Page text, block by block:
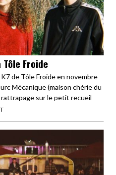
Froide
de Tôle Froide en novembre
Mécanique (maison chérie du
sur le petit recueil